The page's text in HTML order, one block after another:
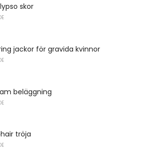
skor
jackor för gravida kvinnor
beläggning
tröja